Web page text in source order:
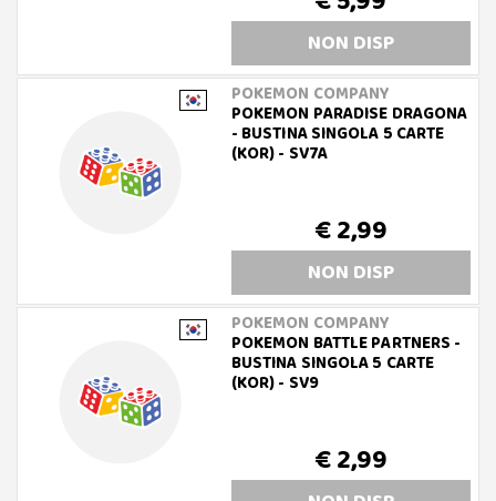
NON DISP
POKEMON COMPANY
POKEMON PARADISE DRAGONA
- BUSTINA SINGOLA 5 CARTE
(KOR) - SV7A
€ 2,99
NON DISP
POKEMON COMPANY
POKEMON BATTLE PARTNERS -
BUSTINA SINGOLA 5 CARTE
(KOR) - SV9
€ 2,99